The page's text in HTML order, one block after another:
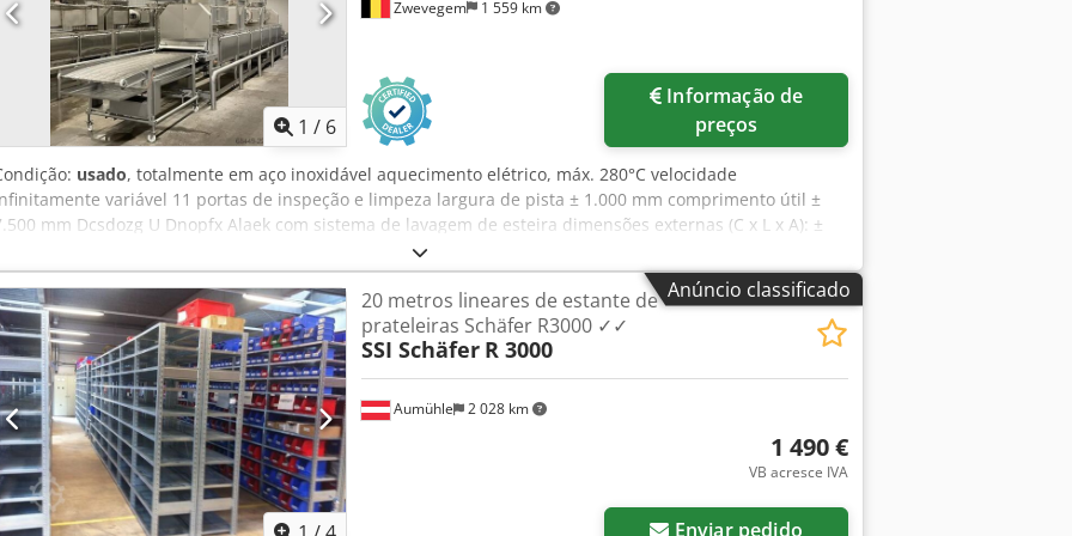
1 / 6
Zwevegem 1 559 km
preços
usado, totalmente em aço inoxidável aquecimento elétrico, máx. 280°C velocidade
variável 11 portas de inspeção e limpeza largura de pista ± 1.000 mm comprimento útil ±
mm Dcsdozg U Dnopfx Alaek com sistema de lavagem de esteira dimensões externas (C x L x A): ±
9.500 mm x 1.600 mm x 2.400 mm sistema de construção modular esteira (abertura de 13 mm) potência
224 kW aquecimento pressão de vapor: mín. 3 bar 10 kg/h por válvula máx. 3 bar 140 kg/h por
tempo de fritura mín/máx: 4min 36seg–120min injeção de vapor (aquecimento, rendimento do
Anúncio classificado
Aumühle 2 028 km
20 metros lineares de estante de
prateleiras Schäfer R3000 ✓✓
SSI Schäfer R 3000
1 490 €
VB acresce IVA
Enviar pedido